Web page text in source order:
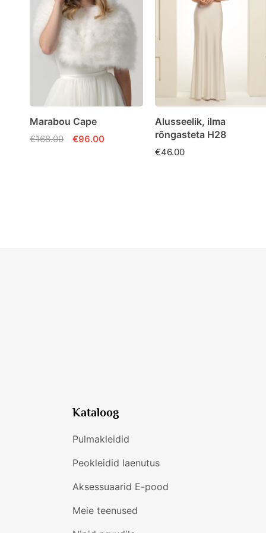
Marabou Cape
€168.00 €96.00
Alusseelik, ilma
rõngasteta H28
€46.00
Kataloog
Pulmakleidid
Peokleidid laenutus
Aksessuaarid E-pood
Meie teenused